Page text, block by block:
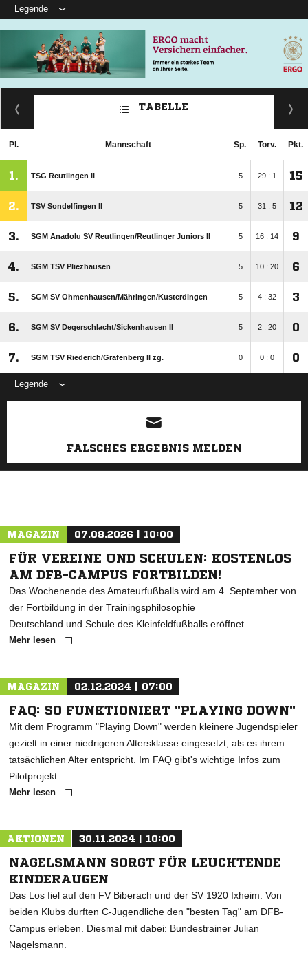
Legende
TABELLE
Pl. Mannschaft Sp. Torv. Pkt.
1. TSG Reutlingen II 5 29 : 1 15
2. TSV Sondelfingen II 5 31 : 5 12
3. SGM Anadolu SV Reutlingen/​Reutlinger Juniors II 5 16 : 14 9
4. SGM TSV Pliezhausen 5 10 : 20 6
5. SGM SV Ohmenhausen/​Mähringen/​Kusterdingen 5 4 : 32 3
6. SGM SV Degerschlacht/​Sickenhausen II 5 2 : 20 0
7. SGM TSV Riederich/​Grafenberg II zg. 0 0 : 0 0
Legende
ANZEIGE
FALSCHES ERGEBNIS MELDEN
MAGAZIN 07.08.2026 | 10:00
FÜR VEREINE UND SCHULEN: KOSTENLOS
AM DFB-CAMPUS FORTBILDEN!
Das Wochenende des Amateurfußballs wird am 4. September von
der Fortbildung in der Trainingsphilosophie
Deutschland und Schule des Kleinfeldfußballs eröffnet.
Mehr lesen
MAGAZIN 02.12.2024 | 07:00
FAQ: SO FUNKTIONIERT "PLAYING DOWN"
Mit dem Programm "Playing Down" werden kleinere Jugendspieler
gezielt in einer niedrigeren Altersklasse eingesetzt, als es ihrem
tatsächlichen Alter entspricht. Im FAQ gibt's wichtige Infos zum
Pilotprojekt.
Mehr lesen
AKTIONEN 30.11.2024 | 10:00
NAGELSMANN SORGT FÜR LEUCHTENDE
KINDERAUGEN
Das Los fiel auf den FV Biberach und der SV 1920 Ixheim: Von
beiden Klubs durften C-Jugendliche den "besten Tag" am DFB-
Campus erleben. Diesmal mit dabei: Bundestrainer Julian
Nagelsmann.